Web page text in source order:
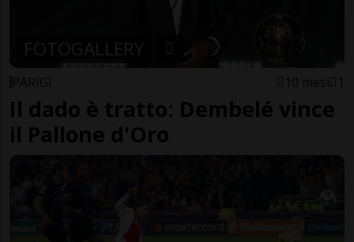
FOTOGALLERY
PARIGI 10 mesi 1
Il dado è tratto: Dembelé vince
il Pallone d'Oro